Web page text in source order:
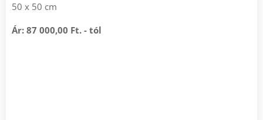
50 x 50 cm
Ár: 87 000,00 Ft. - tól